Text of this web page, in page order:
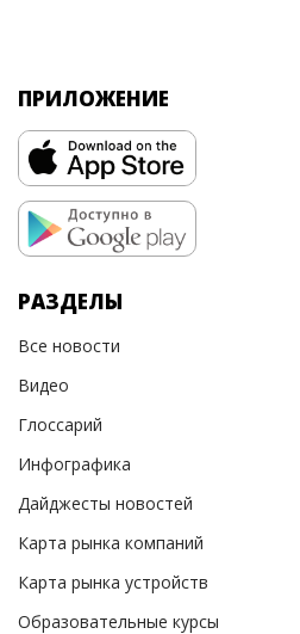
ПРИЛОЖЕНИЕ
РАЗДЕЛЫ
Все новости
Видео
Глоссарий
Инфографика
Дайджесты новостей
Карта рынка компаний
Карта рынка устройств
Образовательные курсы